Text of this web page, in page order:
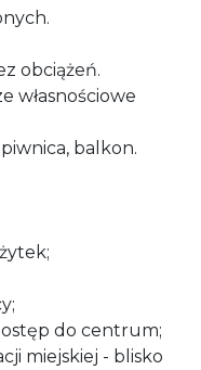
obciążeń.
własnościowe
piwnica, balkon.
do centrum;
miejskiej - blisko